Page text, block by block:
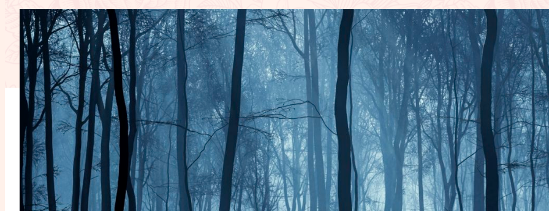
Chroniques
Dossiers
Edito
Elles nous inspirent
Entre4yeux
L'anecdote
La Bible au féminin
Lifestyle
Littérature
PersonnElles
RelationnElles
Shopping Spi
Si(x) simple de...
SpirituElles Vive la famille
La
À
La
Mon
Nous